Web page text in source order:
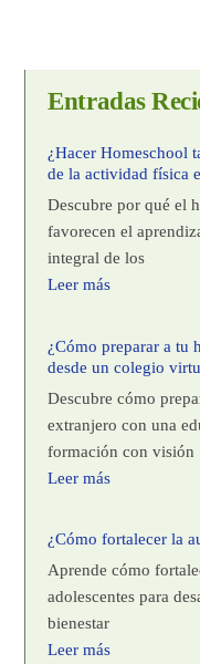
Entradas
¿Hacer Homeschool
de la actividad física
Descubre por qué el
favorecen el
integral de los
Leer más
¿Cómo preparar a tu
desde un colegio
Descubre cómo
extranjero con una
formación con visión
Leer más
¿Cómo fortalecer la
Aprende cómo
adolescentes para
bienestar
Leer más